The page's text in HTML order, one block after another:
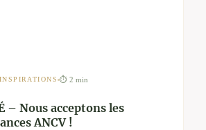
⏱ 2 min
– Nous acceptons les
ANCV !